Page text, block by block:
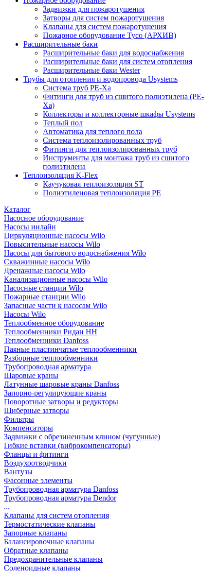
Задвижки для пожаротушения
Затворы для систем пожаротушения
Клапаны для систем пожаротушения
Пожарное оборудование Tyco (АРХИВ)
Расширительные баки
Расширительные баки для водоснабжения
Расширительные баки для систем отопления
Расширительные баки Wester
Трубы для отопления и водопровода Usystems
Система труб PE-Xa
Фитинги для труб из сшитого полиэтилена (PE-
Xa)
Коллекторы и коллекторные шкафы Usystems
Теплый пол
Автоматика для теплого пола
Система теплоизолированных труб
Фитинги для теплоизолированных труб
Инструменты для монтажа труб из сшитого
полиэтилена
Теплоизоляция K-Flex
Каучуковая теплоизоляция ST
Полиэтиленовая теплоизоляция PE
Каталог
Насосное оборудование
Насосы инлайн
Циркуляционные насосы Wilo
Повысительные насосы Wilo
Насосы для бытового водоснабжения Wilo
Скважинные насосы Wilo
Дренажные насосы Wilo
Канализационные насосы Wilo
Насосные станции Wilo
Пожарные станции Wilo
Запасные части к насосам Wilo
Насосы Wilo
Теплообменное оборудование
Теплообменники Ридан НН
Теплообменники Danfoss
Паяные пластинчатые теплообменники
Разборные теплообменники
Трубопроводная арматура
Шаровые краны
Латунные шаровые краны Danfoss
Запорно-регулирующие краны
Поворотные затворы и редукторы
Шиберные затворы
Фильтры
Компенсаторы
Задвижки с обрезиненным клином (чугунные)
Гибкие вставки (виброкомпенсаторы)
Фланцы и фитинги
Воздухоотводчики
Вантузы
Фасонные элементы
Трубопроводная арматура Danfoss
Трубопроводная арматура Dendor
...
Клапаны для систем отопления
Термостатические клапаны
Запорные клапаны
Балансировочные клапаны
Обратные клапаны
Предохранительные клапаны
Соленоидные клапаны